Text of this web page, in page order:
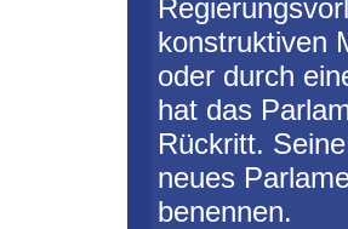
konstruktiven
oder durch
hat das
Rückritt.
neues
benennen.